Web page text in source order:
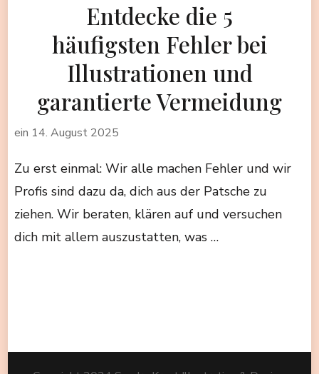
Entdecke die 5
häufigsten Fehler bei
Illustrationen und
garantierte Vermeidung
ein 14. August 2025
Zu erst einmal: Wir alle machen Fehler und wir
Profis sind dazu da, dich aus der Patsche zu
ziehen. Wir beraten, klären auf und versuchen
dich mit allem auszustatten, was …